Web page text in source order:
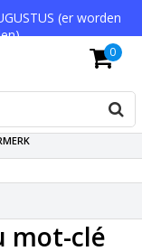
(er worden
€75,-)
!
0
mot-clé